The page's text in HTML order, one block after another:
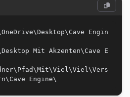
Engin
Mit Akzenten\Cave E